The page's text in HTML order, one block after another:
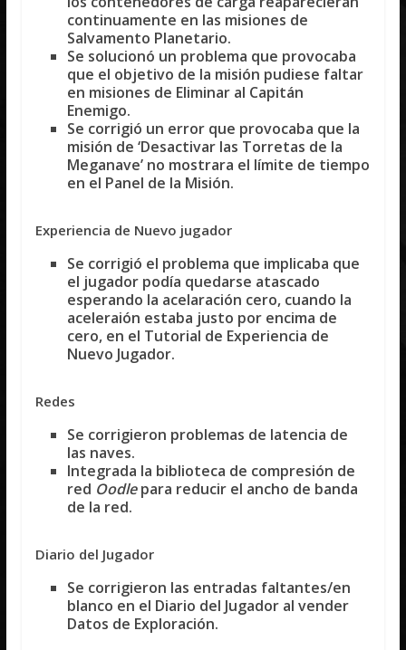
continuamente en las misiones de
Salvamento Planetario.
Se solucionó un problema que provocaba
que el objetivo de la misión pudiese faltar
en misiones de Eliminar al Capitán
Enemigo.
Se corrigió un error que provocaba que la
misión de ‘Desactivar las Torretas de la
Meganave’ no mostrara el límite de tiempo
en el Panel de la Misión.
Experiencia de Nuevo jugador
Se corrigió el problema que implicaba que
el jugador podía quedarse atascado
esperando la acelaración cero, cuando la
aceleraión estaba justo por encima de
cero, en el Tutorial de Experiencia de
Nuevo Jugador.
Redes
Se corrigieron problemas de latencia de
las naves.
Integrada la biblioteca de compresión de
red Oodlepara reducir el ancho de banda
de la red.
Diario del Jugador
Se corrigieron las entradas faltantes/en
blanco en el Diario del Jugador al vender
Datos de Exploración.